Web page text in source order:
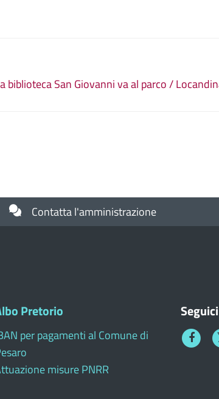
biblioteca San Giovanni va al parco /
Contatta l'amministrazione
Pretorio
per pagamenti al Comune di
misure PNRR